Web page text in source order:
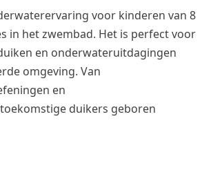
voor kinderen van 8
in het zwembad. Het is perfect voor
en onderwateruitdagingen
omgeving. Van
en
duikers geboren